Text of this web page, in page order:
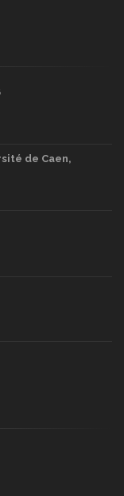
de Caen,